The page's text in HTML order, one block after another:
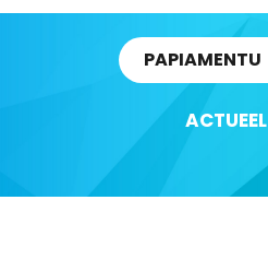
PAPIAMENTU
ACTUEEL